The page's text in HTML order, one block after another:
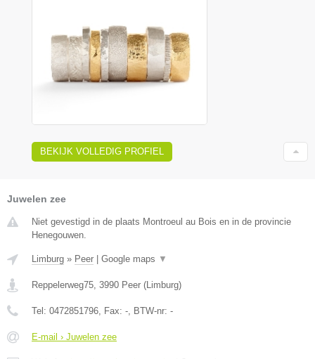
BEKIJK VOLLEDIG PROFIEL
Juwelen zee
Niet gevestigd in de plaats Montroeul au Bois en in de provincie
Henegouwen.
Limburg » Peer Google maps ▼
Reppelerweg75, 3990 Peer (Limburg)
Tel: 0472851796, Fax: -, BTW-nr: -
E-mail › Juwelen zee